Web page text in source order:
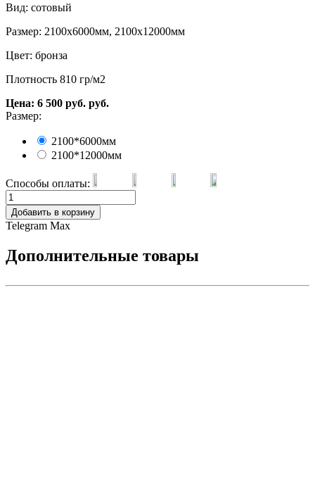
Вид: сотовый
Размер: 2100х6000мм, 2100х12000мм
Цвет: бронза
Плотность 810 гр/м2
Цена: 6 500 руб. руб.
Размер:
2100*6000мм
2100*12000мм
Способы оплаты:
Добавить в корзину
Telegram Max
Дополнительные товары